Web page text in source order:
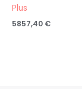
Plus
5857,40 €